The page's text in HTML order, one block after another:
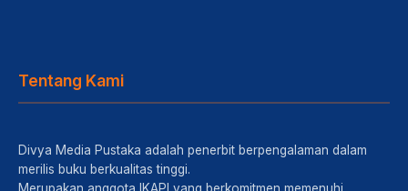
Tentang Kami
Divya Media Pustaka adalah penerbit berpengalaman dalam
merilis buku berkualitas tinggi.